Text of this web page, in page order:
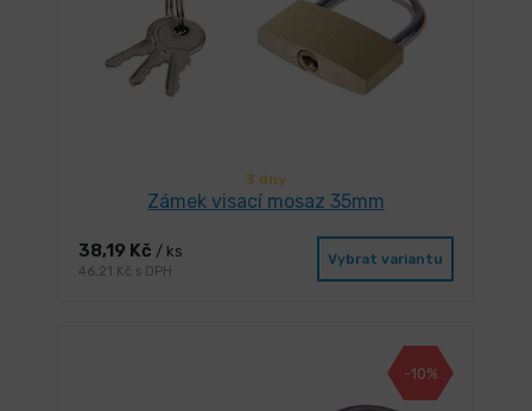
3 dny
Zámek visací mosaz 35mm
38,19 Kč / ks
46,21 Kč s DPH
Vybrat variantu
-10%